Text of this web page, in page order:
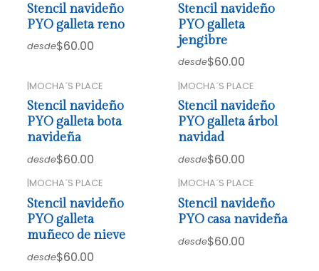
Stencil navideño
PYO galleta reno
desde$60.00
Stencil navideño
PYO galleta
jengibre
desde$60.00
|MOCHA´S PLACE
Stencil navideño
PYO galleta bota
navideña
desde$60.00
|MOCHA´S PLACE
Stencil navideño
PYO galleta árbol
navidad
desde$60.00
|MOCHA´S PLACE
Stencil navideño
PYO galleta
muñeco de nieve
desde$60.00
|MOCHA´S PLACE
Stencil navideño
PYO casa navideña
desde$60.00